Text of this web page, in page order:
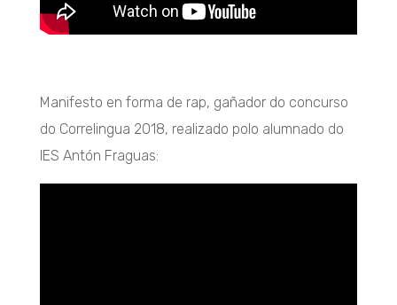
Manifesto en forma de rap, gañador do concurso
do Correlingua 2018, realizado polo alumnado do
IES Antón Fraguas: